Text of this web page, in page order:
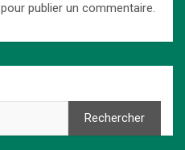
pour publier un commentaire.
Rechercher